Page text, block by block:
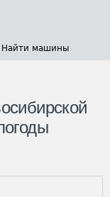
Найти машины